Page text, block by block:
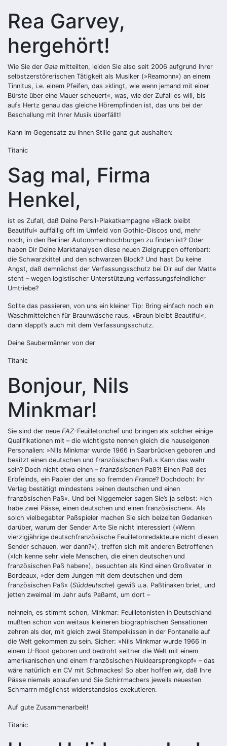
Rea Garvey,
hergehört!
Wie Sie der Gala mitteilten, leiden Sie also seit 2006 aufgrund Ihrer
selbstzerstörerischen Tätigkeit als Musiker (»Reamonn«) an einem
Tinnitus, i.e. einem Pfeifen, das »klingt, wie wenn jemand mit einer
Bürste über eine Mauer scheuert«, was, wie der Zufall es will, bis
aufs Hertz genau das gleiche Hörempfinden ist, das uns bei der
Beschallung mit Ihrer Musik überfällt!
Kann im Gegensatz zu Ihnen Stille ganz gut aushalten:
Titanic
Sag mal, Firma
Henkel,
ist es Zufall, daß Deine Persil-Plakatkampagne »Black bleibt
Beautiful« auffällig oft im Umfeld von Gothic-Discos und, mehr
noch, in den Berliner Autonomenhochburgen zu finden ist? Oder
haben Dir Deine Marktanalysen diese neuen Zielgruppen offenbart:
die Schwarzkittel und den schwarzen Block? Und hast Du keine
Angst, daß demnächst der Verfassungsschutz bei Dir auf der Matte
steht – wegen logistischer Unterstützung verfassungsfeindlicher
Umtriebe?
Sollte das passieren, von uns ein kleiner Tip: Bring einfach noch ein
Waschmittelchen für Braunwäsche raus, »Braun bleibt Beautiful«,
dann klappt’s auch mit dem Verfassungsschutz.
Deine Saubermänner von der
Titanic
Bonjour, Nils
Minkmar!
Sie sind der neue FAZ-Feuilletonchef und bringen als solcher einige
Qualifikationen mit – die wichtigste nennen gleich die hauseigenen
Personalien: »Nils Minkmar wurde 1966 in Saarbrücken geboren und
besitzt einen deutschen und französischen Paß.« Kann das wahr
sein? Doch nicht etwa einen – französischen Paß?! Einen Paß des
Erbfeinds, ein Papier der uns so fremden France? Dochdoch: Ihr
Verlag bestätigt mindestens »einen deutschen und einen
französischen Paß«. Und bei Niggemeier sagen Sie’s ja selbst: »Ich
habe zwei Pässe, einen deutschen und einen französischen«. Als
solch vielbegabter Paßspieler machen Sie sich beizeiten Gedanken
darüber, warum der Sender Arte Sie nicht interessiert (»Wenn
vierzigjährige deutschfranzösische Feuilletonredakteure nicht diesen
Sender schauen, wer dann?«), treffen sich mit anderen Betroffenen
(»Ich kenne sehr viele Menschen, die einen deutschen und
französischen Paß haben«), besuchten als Kind einen Großvater in
Bordeaux, »der dem Jungen mit dem deutschen und dem
französischen Paß« (Süddeutsche) gewiß u.a. Paßtinaken briet, und
jetten zweimal im Jahr aufs Paßamt, um dort –
neinnein, es stimmt schon, Minkmar: Feuilletonisten in Deutschland
mußten schon von weitaus kleineren biographischen Sensationen
zehren als der, mit gleich zwei Stempelkissen in der Fontanelle auf
die Welt gekommen zu sein. Sicher: »Nils Minkmar wurde 1966 in
einem U-Boot geboren und bedroht seither die Welt mit einem
amerikanischen und einem französischen Nuklearsprengkopf« – das
wäre natürlich ein CV mit Schmackes! So aber hoffen wir, daß Ihre
Pässe niemals ablaufen und Sie Schirrmachers jeweils neuesten
Schmarrn möglichst widerstandslos exekutieren.
Auf gute Zusammenarbeit!
Titanic